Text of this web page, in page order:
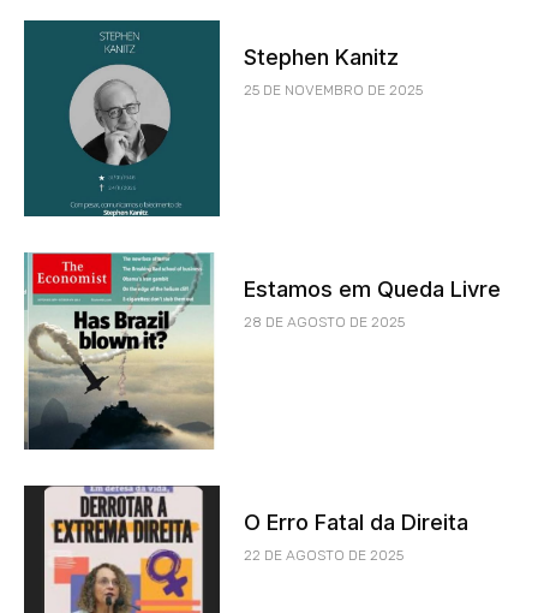
Stephen Kanitz
25 DE NOVEMBRO DE 2025
Estamos em Queda Livre
28 DE AGOSTO DE 2025
O Erro Fatal da Direita
22 DE AGOSTO DE 2025